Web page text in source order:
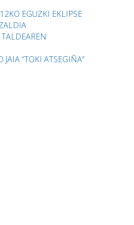
EGUZKI EKLIPSE
JAIA “TOKI ATSEGIÑA”